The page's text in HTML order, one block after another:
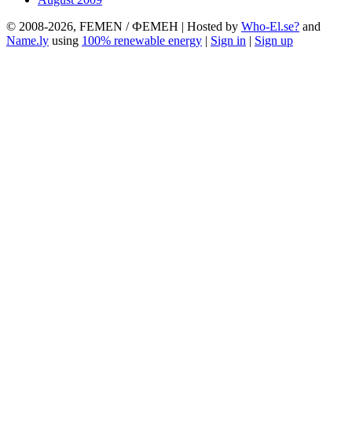
© 2008-2026, FEMEN / ФЕМЕН | Hosted by Who-El.se? and
Name.ly using 100% renewable energy | Sign in | Sign up